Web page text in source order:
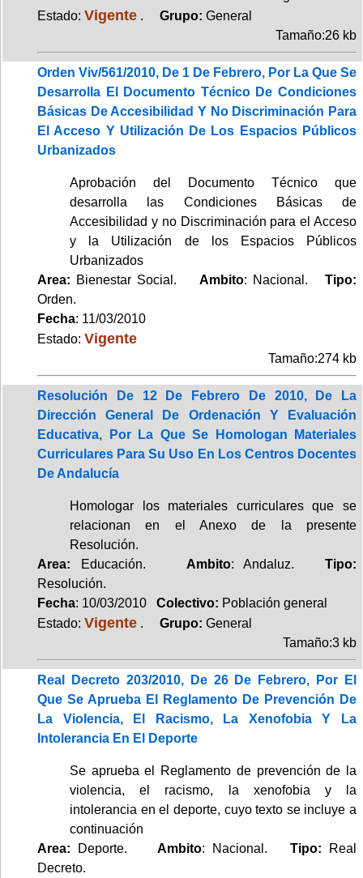
Estado: Vigente . Grupo: General
Tamaño:26 kb
Orden Viv/561/2010, De 1 De Febrero, Por La Que Se
Desarrolla El Documento Técnico De Condiciones
Básicas De Accesibilidad Y No Discriminación Para
El Acceso Y Utilización De Los Espacios Públicos
Urbanizados
Aprobación del Documento Técnico que
desarrolla las Condiciones Básicas de
Accesibilidad y no Discriminación para el Acceso
y la Utilización de los Espacios Públicos
Urbanizados
Area: Bienestar Social. Ambito: Nacional. Tipo:
Orden.
Fecha: 11/03/2010
Estado: Vigente
Tamaño:274 kb
Resolución De 12 De Febrero De 2010, De La
Dirección General De Ordenación Y Evaluación
Educativa, Por La Que Se Homologan Materiales
Curriculares Para Su Uso En Los Centros Docentes
De Andalucía
Homologar los materiales curriculares que se
relacionan en el Anexo de la presente
Resolución.
Area: Educación. Ambito: Andaluz.Tipo:
Resolución.
Fecha: 10/03/2010 Colectivo: Población general
Estado: Vigente . Grupo: General
Tamaño:3 kb
Real Decreto 203/2010, De 26 De Febrero, Por El
Que Se Aprueba El Reglamento De Prevención De
La Violencia, El Racismo, La Xenofobia Y La
Intolerancia En El Deporte
Se aprueba el Reglamento de prevención de la
violencia, el racismo, la xenofobia y la
intolerancia en el deporte, cuyo texto se incluye a
continuación
Area: Deporte. Ambito: Nacional. Tipo:
Real
Decreto.